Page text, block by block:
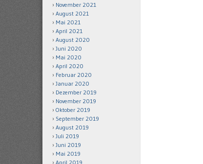
November 2021
August 2021
Mai 2021
April 2021
August 2020
Juni 2020
Mai 2020
April 2020
Februar 2020
Januar 2020
Dezember 2019
November 2019
Oktober 2019
September 2019
August 2019
Juli 2019
Juni 2019
Mai 2019
April 2019